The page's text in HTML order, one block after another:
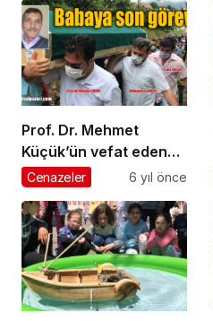
Prof. Dr. Mehmet
Küçük’ün vefat eden
babası Üzümözü
verildi
Cenazeler 6 yıl önce